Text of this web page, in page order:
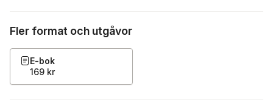
Fler format och utgåvor
E-bok
169 kr